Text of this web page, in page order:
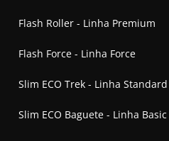
Flash Roller - Linha Premium
Flash Force - Linha Force
Slim ECO Trek - Linha Standard
Slim ECO Baguete - Linha Basic